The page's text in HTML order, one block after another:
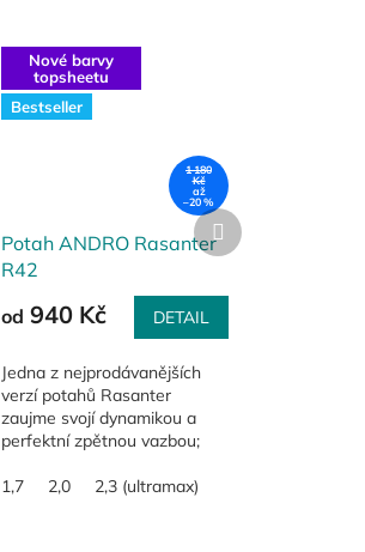
Nové barvy
topsheetu
Bestseller
1 180
Kč
až
–20 %
Potah ANDRO Rasanter
R42
od 940 Kč DETAIL
Jedna z nejprodávanějších
verzí potahů Rasanter
zaujme svojí dynamikou a
perfektní zpětnou vazbou;
Rotation" s maximem spinu i
1,7 2,0 2,3 (ultramax)
Další
produkt